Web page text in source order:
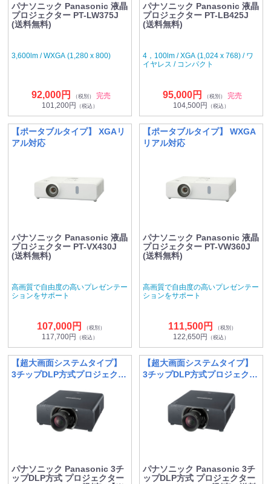
パナソニック Panasonic 液晶
プロジェクター PT-LW375J
(送料無料)
3,600lm / WXGA (1,280 x 800)
92,000円 （税別）
完売
101,200円 （税込）
パナソニック Panasonic 液晶
プロジェクター PT-LB425J
(送料無料)
4，100lm / XGA (1,024 x 768) / ワ
イヤレス / コンパクト
95,000円 （税別）
完売
104,500円 （税込）
【ポータブルタイプ】 XGAリ
アル対応
パナソニック Panasonic 液晶
プロジェクター PT-VX430J
(送料無料)
高画質で自由度の高いプレゼンテー
ションをサポート
107,000円 （税別）
117,700円 （税込）
【ポータブルタイプ】 WXGA
リアル対応
パナソニック Panasonic 液晶
プロジェクター PT-VW360J
(送料無料)
高画質で自由度の高いプレゼンテー
ションをサポート
111,500円 （税別）
122,650円 （税込）
【超大画面システムタイプ】
3チップDLP方式プロジェクタ
パナソニック Panasonic 3チ
ップDLP方式 プロジェクター
【超大画面システムタイプ】
3チップDLP方式プロジェクタ
パナソニック Panasonic 3チ
ップDLP方式 プロジェクター